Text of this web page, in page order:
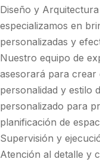
Diseño y
especializamos en
personalizadas y
Nuestro equipo de
asesorará para crear
personalidad y estilo
personalizado para
planificación de
Supervisión y
Atención al detalle y